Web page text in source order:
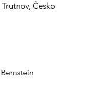
Česko
L. Bernstein